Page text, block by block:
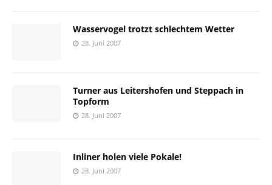
Wasservogel trotzt schlechtem Wetter
28. Juni 2007
Turner aus Leitershofen und Steppach in
Topform
28. Juni 2007
Inliner holen viele Pokale!
28. Juni 2007